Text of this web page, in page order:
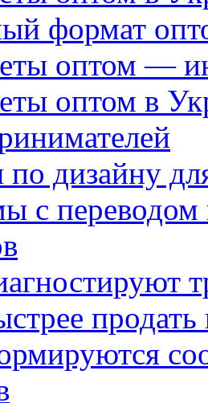
формат
оптом —
оптом в
дизайну
с переводом